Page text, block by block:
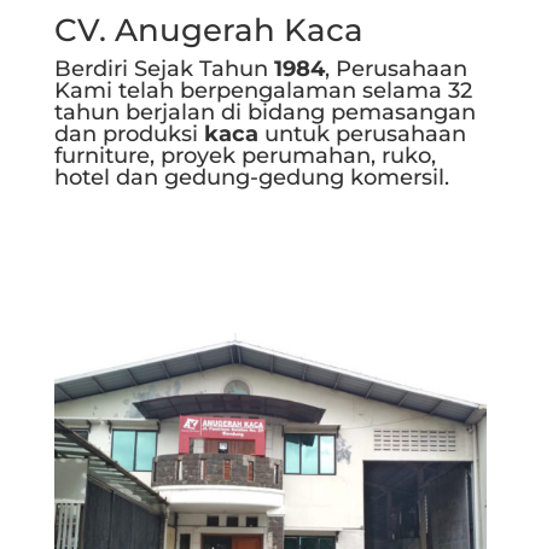
CV. Anugerah Kaca
Berdiri Sejak Tahun 1984, Perusahaan
Kami telah berpengalaman selama 32
tahun berjalan di bidang pemasangan
dan produksi kaca untuk perusahaan
furniture, proyek perumahan, ruko,
hotel dan gedung-gedung komersil.